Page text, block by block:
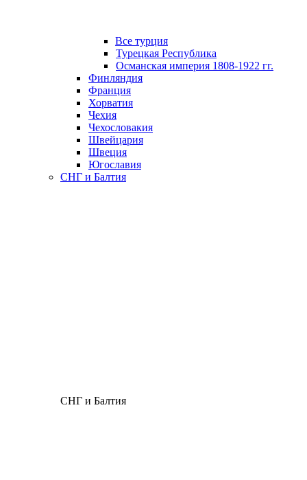
Все турция
Турецкая Республика
Османская империя 1808-1922 гг.
Финляндия
Франция
Хорватия
Чехия
Чехословакия
Швейцария
Швеция
Югославия
СНГ и Балтия
СНГ и Балтия